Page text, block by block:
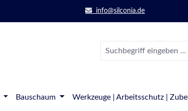
info@silconia.de
Bauschaum Werkzeuge | Arbeitsschutz |